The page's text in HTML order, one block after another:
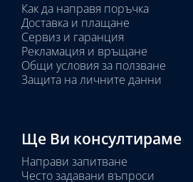
Как да направя поръчка
Доставка и плащане
Сервиз и гаранция
Рекламация и връщане
Общи условия за ползване
Защита на личните данни
Ще Ви консултираме
Направи запитване
Често задавани въпроси